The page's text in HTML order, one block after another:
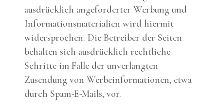
ausdrücklich angeforderter Werbung und
Informationsmaterialien wird hiermit
widersprochen. Die Betreiber der Seiten
behalten sich ausdrücklich rechtliche
Schritte im Falle der unverlangten
Zusendung von Werbeinformationen, etwa
durch Spam-E-Mails, vor.